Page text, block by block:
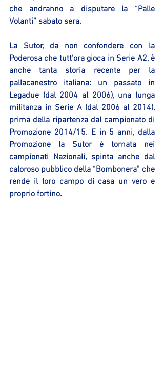
che andranno a disputare la “Palle
Volanti” sabato sera.
La Sutor, da non confondere con la
Poderosa che tutt’ora gioca in Serie A2, è
anche tanta storia recente per la
pallacanestro italiana: un passato in
Legadue (dal 2004 al 2006), una lunga
militanza in Serie A (dal 2006 al 2014),
prima della ripartenza dal campionato di
Promozione 2014/15. E in 5 anni, dalla
Promozione la Sutor è tornata nei
campionati Nazionali, spinta anche dal
caloroso pubblico della “Bombonera” che
rende il loro campo di casa un vero e
proprio fortino.